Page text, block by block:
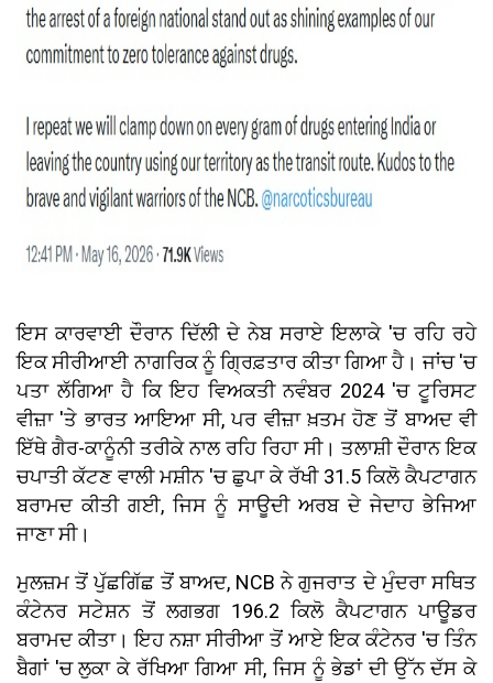
ਇਸ ਕਾਰਵਾਈ ਦੌਰਾਨ ਦਿੱਲੀ ਦੇ ਨੇਬ ਸਰਾਏ ਇਲਾਕੇ 'ਚ ਰਹਿ ਰਹੇ
ਇਕ ਸੀਰੀਆਈ ਨਾਗਰਿਕ ਨੂੰ ਗ੍ਰਿਫ਼ਤਾਰ ਕੀਤਾ ਗਿਆ ਹੈ। ਜਾਂਚ 'ਚ
ਪਤਾ ਲੱਗਿਆ ਹੈ ਕਿ ਇਹ ਵਿਅਕਤੀ ਨਵੰਬਰ 2024 'ਚ ਟੂਰਿਸਟ
ਵੀਜ਼ਾ 'ਤੇ ਭਾਰਤ ਆਇਆ ਸੀ, ਪਰ ਵੀਜ਼ਾ ਖ਼ਤਮ ਹੋਣ ਤੋਂ ਬਾਅਦ ਵੀ
ਇੱਥੇ ਗੈਰ-ਕਾਨੂੰਨੀ ਤਰੀਕੇ ਨਾਲ ਰਹਿ ਰਿਹਾ ਸੀ। ਤਲਾਸ਼ੀ ਦੌਰਾਨ ਇਕ
ਚਪਾਤੀ ਕੱਟਣ ਵਾਲੀ ਮਸ਼ੀਨ 'ਚ ਛੁਪਾ ਕੇ ਰੱਖੀ 31.5 ਕਿਲੋ ਕੈਪਟਾਗਨ
ਬਰਾਮਦ ਕੀਤੀ ਗਈ, ਜਿਸ ਨੂੰ ਸਾਊਦੀ ਅਰਬ ਦੇ ਜੇਦਾਹ ਭੇਜਿਆ
ਜਾਣਾ ਸੀ।
ਮੁਲਜ਼ਮ ਤੋਂ ਪੁੱਛਗਿੱਛ ਤੋਂ ਬਾਅਦ, NCB ਨੇ ਗੁਜਰਾਤ ਦੇ ਮੁੰਦਰਾ ਸਥਿਤ
ਕੰਟੇਨਰ ਸਟੇਸ਼ਨ ਤੋਂ ਲਗਭਗ 196.2 ਕਿਲੋ ਕੈਪਟਾਗਨ ਪਾਊਡਰ
ਬਰਾਮਦ ਕੀਤਾ। ਇਹ ਨਸ਼ਾ ਸੀਰੀਆ ਤੋਂ ਆਏ ਇਕ ਕੰਟੇਨਰ 'ਚ ਤਿੰਨ
ਬੈਗਾਂ 'ਚ ਲੁਕਾ ਕੇ ਰੱਖਿਆ ਗਿਆ ਸੀ, ਜਿਸ ਨੂੰ ਭੇਡਾਂ ਦੀ ਉੱਨ ਦੱਸ ਕੇ